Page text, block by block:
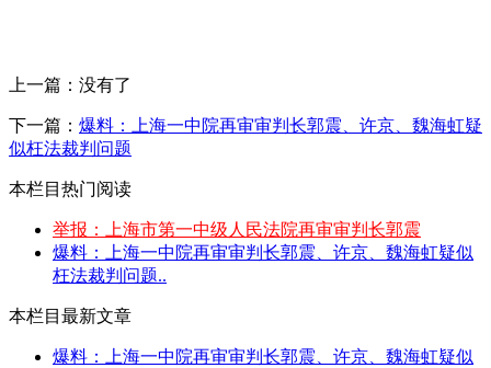
上一篇：没有了
下一篇： 爆料：上海一中院再审审判长郭震、许京、魏海虹疑
似枉法裁判问题
本栏目热门阅读
举报：上海市第一中级人民法院再审审判长郭震
爆料：上海一中院再审审判长郭震、许京、魏海虹疑似
枉法裁判问题..
本栏目最新文章
爆料：上海一中院再审审判长郭震、许京、魏海虹疑似